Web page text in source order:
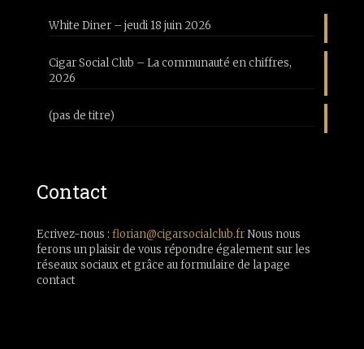
White Diner – jeudi 18 juin 2026
Cigar Social Club – La communauté en chiffres,
2026
(pas de titre)
Contact
Ecrivez-nous : florian@cigarsocialclub.frNous nous
ferons un plaisir de vous répondre également sur les
réseaux sociaux et grâce au formulaire de la page
contact